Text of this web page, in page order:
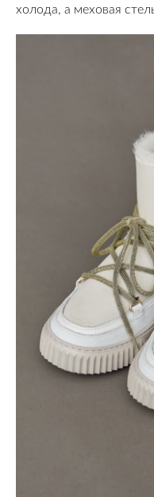
холода, а меховая